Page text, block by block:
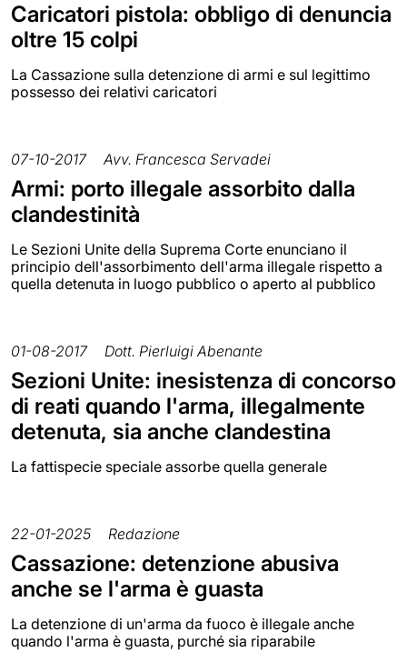
Caricatori pistola: obbligo di denuncia
oltre 15 colpi
La Cassazione sulla detenzione di armi e sul legittimo
possesso dei relativi caricatori
07-10-2017 Avv. Francesca Servadei
Armi: porto illegale assorbito dalla
clandestinità
Le Sezioni Unite della Suprema Corte enunciano il
principio dell'assorbimento dell'arma illegale rispetto a
quella detenuta in luogo pubblico o aperto al pubblico
01-08-2017 Dott. Pierluigi Abenante
Sezioni Unite: inesistenza di concorso
di reati quando l'arma, illegalmente
detenuta, sia anche clandestina
La fattispecie speciale assorbe quella generale
22-01-2025 Redazione
Cassazione: detenzione abusiva
anche se l'arma è guasta
La detenzione di un'arma da fuoco è illegale anche
quando l'arma è guasta, purché sia riparabile